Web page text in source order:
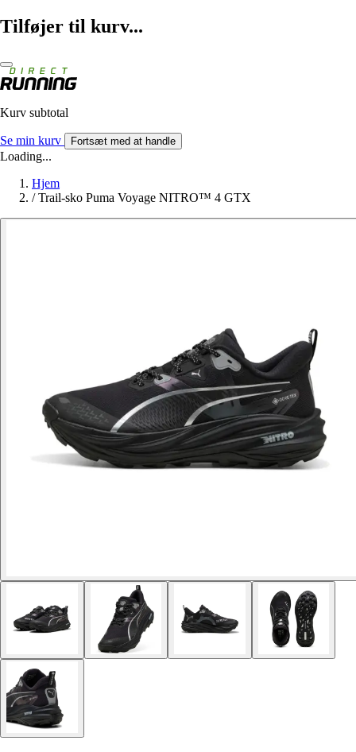
Tilføjer til kurv...
Kurv subtotal
Se min kurv Fortsæt med at handle
Loading...
Hjem
/ Trail-sko Puma Voyage NITRO™ 4 GTX